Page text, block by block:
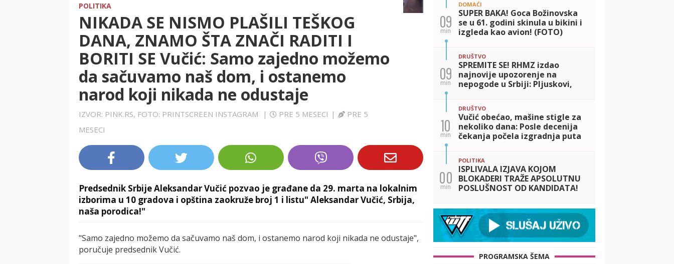
POLITIKA
NIKADA SE NISMO PLAŠILI TEŠKOG
DANA, ZNAMO ŠTA ZNAČI RADITI I
BORITI SE Vučić: Samo zajedno možemo
da sačuvamo naš dom, i ostanemo
narod koji nikada ne odustaje
IZVOR: PINK.RS, FOTO: PRINTSCREEN INSTAGRAM | PRE 5 MESECI |
PRE 5
MESECI
Predsednik Srbije Aleksandar Vučić pozvao je građane da 29. marta na lokalnim
izborima u 10 gradova i opština zaokruže broj 1 i listu" Aleksandar Vučić, Srbija,
naša porodica!"
"Samo zajedno možemo da sačuvamo naš dom, i ostanemo narod koji nikada ne odustaje",
poručuje predsednik Vučić.
09
min
DOMAĆI
SUPER BAKA! Goca Božinovska
se u 61. godini skinula u bikini i
izgleda kao avion! (FOTO)
09
min
DRUŠTVO
SPREMITE SE! RHMZ izdao
najnovije upozorenje na
nepogode u Srbiji: Pljuskovi,
pogodiće ove delove zemlje
10
min
DRUŠTVO
Vučić obećao, mašine stigle za
nekoliko dana: Posle decenija
čekanja počela izgradnja puta
00
min
POLITIKA
ISPLIVALA IZJAVA KOJOM
BLOKADERI TRAŽE APSOLUTNU
POSLUŠNOST OD KANDIDATA!
je samo - ko će im uopšte
ostati za ovakvu l
PROGRAMSKA ŠEMA